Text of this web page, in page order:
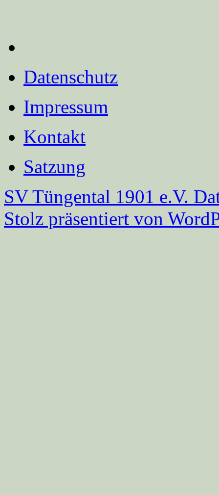
Datenschutz
Impressum
Kontakt
Satzung
SV Tüngental 1901 e.V.
Stolz präsentiert von